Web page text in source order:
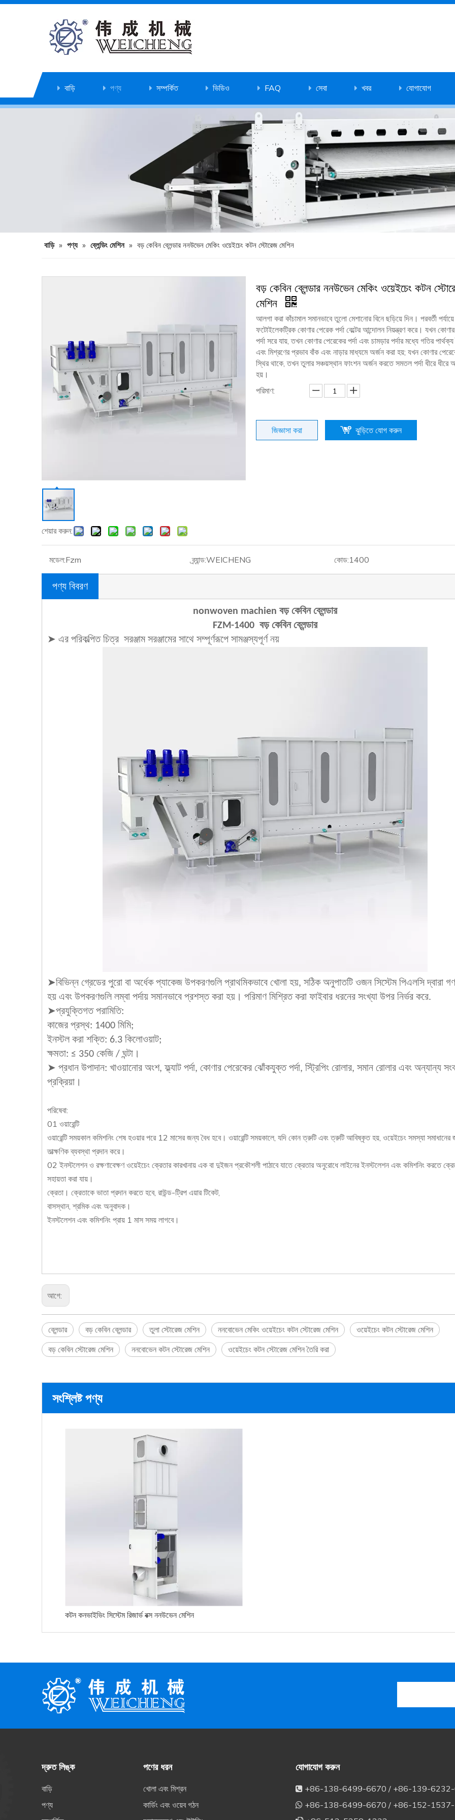
বাড়ি পণ্য সম্পর্কিত ভিডিও FAQ সেবা খবর যোগাযোগ
বাড়ি » পণ্য » ব্লেন্ডিং মেশিন » বড় কেবিন ব্লেন্ডার ননউভেন মেকিং ওয়েইচেং কটন স্টোরেজ মেশিন
শেয়ার করুন:
বড় কেবিন ব্লেন্ডার ননউভেন মেকিং ওয়েইচেং কটন
মেশিন
আলগা করা কাঁচামাল সমানভাবে তুলো মেশানোর বিনে ছড়িয়ে দিন। পরবর্তী পর্যায়ে
ফটোইলেকট্রিক কোণার পেরেক পর্দা বেল্টের আন্দোলন নিয়ন্ত্রণ করে। যখন
পর্দা সরে যায়, তখন কোণার পেরেকের পর্দা এবং চামড়ার পর্দার মধ্যে গতির
এবং মিশ্রণের প্রভাব বাঁক এবং নাড়ার মাধ্যমে অর্জন করা হয়; যখন কোণার
স্থির থাকে, তখন তুলার সঞ্চয়স্থান ফাংশন অর্জন করতে সমতল পর্দা ধীরে ধীরে
হয়।
পরিমাণ:
জিজ্ঞাসা করা ঝুড়িতে যোগ করুন
মডেল:Fzm ব্র্যান্ড:WEICHENG কোড:1400
পণ্য বিবরণ
nonwoven machien বড় কেবিন ব্লেন্ডার
FZM-1400 বড় কেবিন ব্লেন্ডার
➤ এর পরিকল্পিত চিত্র সরঞ্জাম সরঞ্জামের সাথে সম্পূর্ণরূপে সামঞ্জস্যপূর্ণ নয়
➤বিভিন্ন গ্রেডের পুরো বা অর্ধেক প্যাকেজ উপকরণগুলি প্রাথমিকভাবে খোলা হয়, সঠিক অনুপাতটি ওজন সিস্টেম পিএলসি দ্বারা
হয় এবং উপকরণগুলি লম্বা পর্দায় সমানভাবে প্রশস্ত করা হয়। পরিমাণ মিশ্রিত করা ফাইবার ধরনের সংখ্যা উপর নির্ভর করে.
➤প্রযুক্তিগত পরামিতি:
কাজের প্রস্থ: 1400 মিমি;
ইনস্টল করা শক্তি: 6.3 কিলোওয়াট;
ক্ষমতা: ≤ 350 কেজি / ঘন্টা।
➤ প্রধান উপাদান: খাওয়ানোর অংশ, ফ্ল্যাট পর্দা, কোণার পেরেকের ঝোঁকযুক্ত পর্দা, স্ট্রিপিং রোলার, সমান রোলার এবং অন্যান্য
প্রক্রিয়া।
পরিষেবা:
01 ওয়ারেন্টি
ওয়ারেন্টি সময়কাল কমিশনিং শেষ হওয়ার পরে 12 মাসের জন্য বৈধ হবে। ওয়ারেন্টি সময়কালে, যদি কোন ত্রুটি এবং ত্রুটি আবিষ্কৃত হয়, ওয়েইচেং সমস্যা
তাত্ক্ষণিক ব্যবস্থা প্রদান করে।
02 ইনস্টলেশন ও রক্ষণাবেক্ষণ ওয়েইচেং ক্রেতার কারখানায় এক বা দুইজন প্রকৌশলী পাঠাবে যাতে ক্রেতার অনুরোধে লাইনের ইনস্টলেশন এবং কমিশনিং করতে
সহায়তা করা যায়।
ক্রেতা। ক্রেতাকে ভাতা প্রদান করতে হবে, রাউন্ড-ট্রিপ এয়ার টিকেট,
বাসস্থান, শ্রমিক এবং অনুবাদক।
ইনস্টলেশন এবং কমিশনিং প্রায় 1 মাস সময় লাগবে।
আগে:
ব্লেন্ডার বড় কেবিন ব্লেন্ডার তুলা স্টোরেজ মেশিন ননবোভেন মেকিং ওয়েইচেং কটন স্টোরেজ মেশিন
ওয়েইচেং কটন স্টোরেজ মেশিন
বড় কেবিন স্টোরেজ মেশিন
ননবোভেন কটন স্টোরেজ মেশিন ওয়েইচেং কটন স্টোরেজ মেশিন তৈরি করা
সংশ্লিষ্ট পণ্য
কটন কনভাইভিং সিস্টেম রিজার্ভ বক্স ননউভেন মেশিন
দ্রুত লিঙ্ক
বাড়ি
পণ্য
পণের ধরন
খোলা এবং মিশ্রন
কার্ডিং এবং ওয়েব গঠন
যোগাযোগ করুন
 +86-138-6499-6670 / +86-139-
 +86-138-6499-6670 / +86-152-